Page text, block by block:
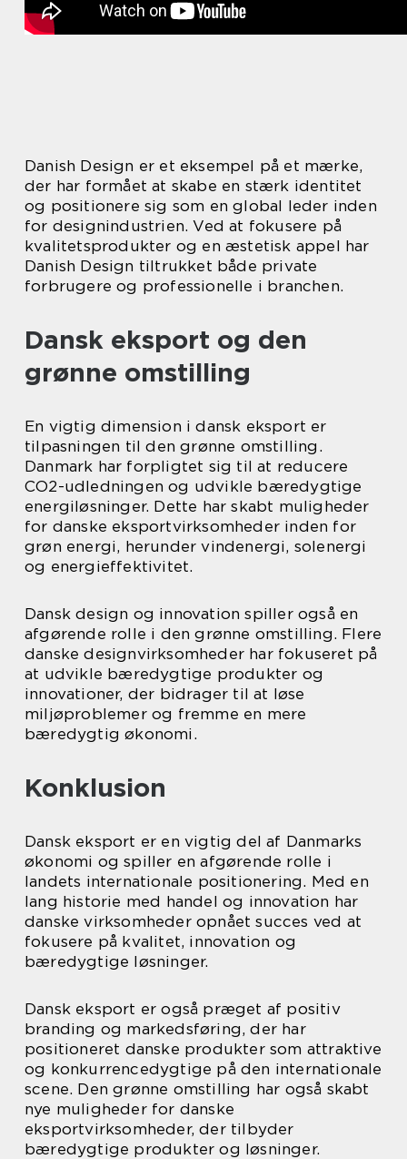
Danish Design er et eksempel på et mærke,
der har formået at skabe en stærk identitet
og positionere sig som en global leder inden
for designindustrien. Ved at fokusere på
kvalitetsprodukter og en æstetisk appel har
Danish Design tiltrukket både private
forbrugere og professionelle i branchen.
Dansk eksport og den
grønne omstilling
En vigtig dimension i dansk eksport er
tilpasningen til den grønne omstilling.
Danmark har forpligtet sig til at reducere
CO2-udledningen og udvikle bæredygtige
energiløsninger. Dette har skabt muligheder
for danske eksportvirksomheder inden for
grøn energi, herunder vindenergi, solenergi
og energieffektivitet.
Dansk design og innovation spiller også en
afgørende rolle i den grønne omstilling. Flere
danske designvirksomheder har fokuseret på
at udvikle bæredygtige produkter og
innovationer, der bidrager til at løse
miljøproblemer og fremme en mere
bæredygtig økonomi.
Konklusion
Dansk eksport er en vigtig del af Danmarks
økonomi og spiller en afgørende rolle i
landets internationale positionering. Med en
lang historie med handel og innovation har
danske virksomheder opnået succes ved at
fokusere på kvalitet, innovation og
bæredygtige løsninger.
Dansk eksport er også præget af positiv
branding og markedsføring, der har
positioneret danske produkter som attraktive
og konkurrencedygtige på den internationale
scene. Den grønne omstilling har også skabt
nye muligheder for danske
eksportvirksomheder, der tilbyder
bæredygtige produkter og løsninger.